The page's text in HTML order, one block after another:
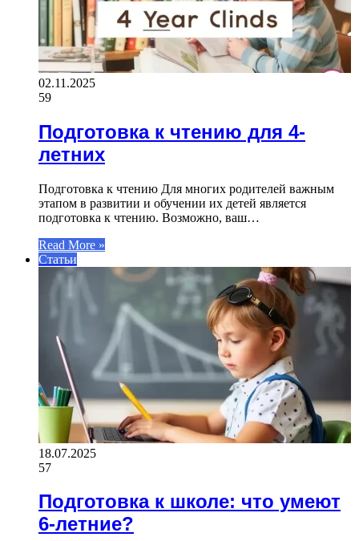
02.11.2025
59
Подготовка к чтению для 4-
летних
Подготовка к чтению Для многих родителей важным
этапом в развитии и обучении их детей является
подготовка к чтению. Возможно, ваш…
Read More »
Статьи
18.07.2025
57
Подготовка к школе: что умеют
6-летние?